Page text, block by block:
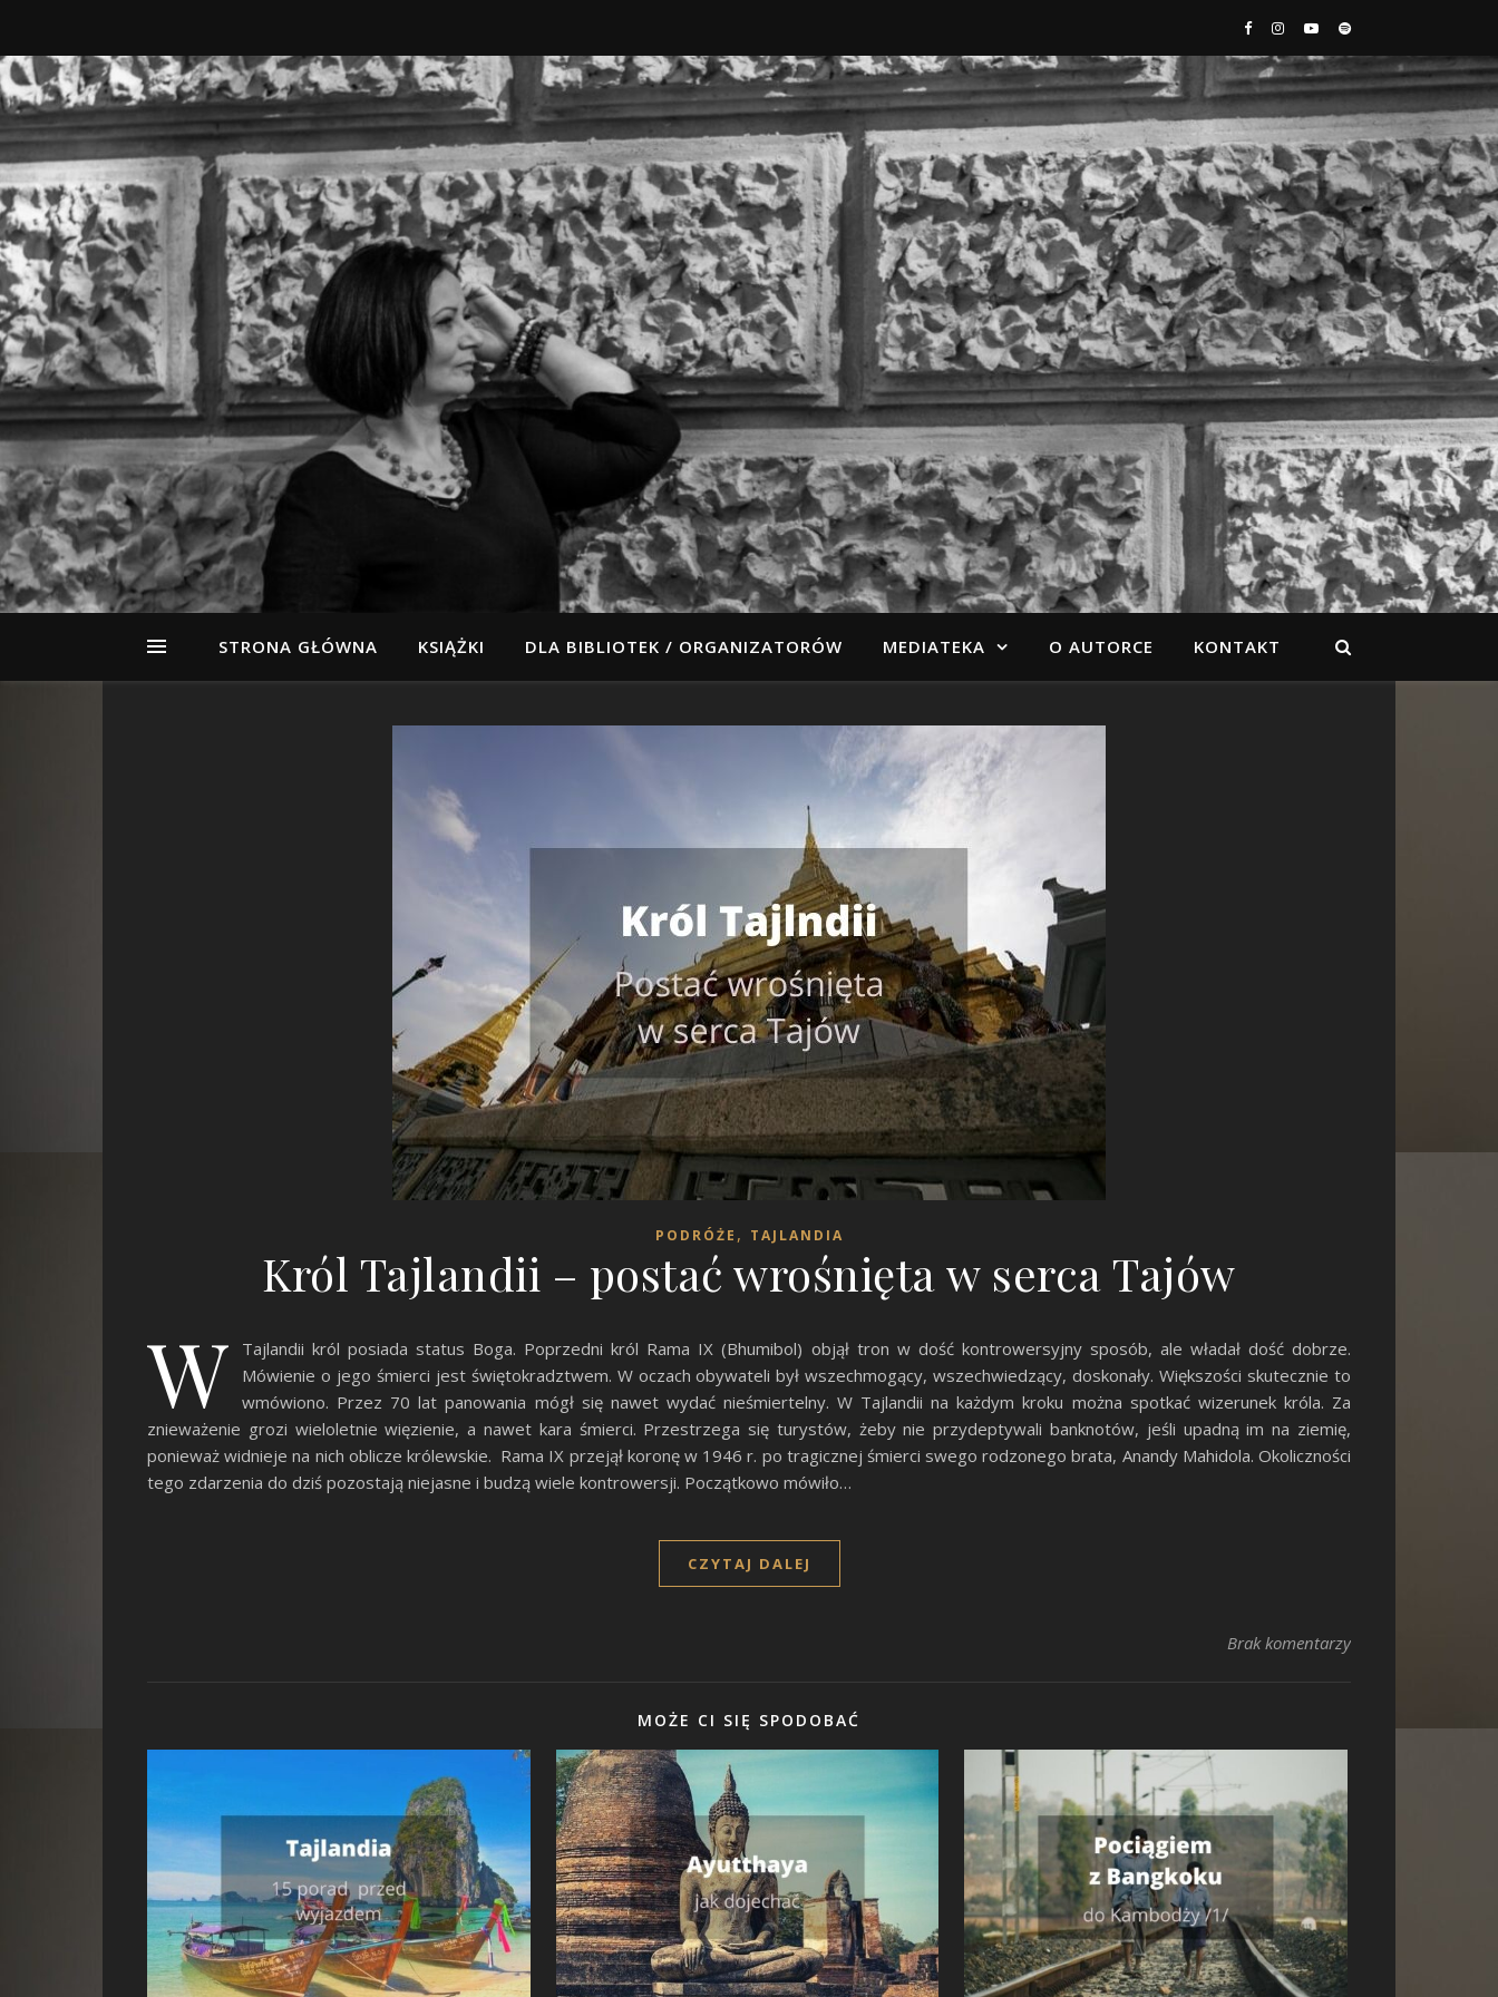
STRONA GŁÓWNA KSIĄŻKI DLA BIBLIOTEK / ORGANIZATORÓW MEDIATEKA O AUTORCE KONTAKT
PODRÓŻE , TAJLANDIA
Król Tajlandii – postać wrośnięta w serca Tajów
W
Tajlandii król posiada status Boga. Poprzedni król Rama IX (Bhumibol) objął tron w dość kontrowersyjny sposób, ale władał dość dobrze.
Mówienie o jego śmierci jest świętokradztwem. W oczach obywateli był wszechmogący, wszechwiedzący, doskonały. Większości skutecznie to
wmówiono. Przez 70 lat panowania mógł się nawet wydać nieśmiertelny. W Tajlandii na każdym kroku można spotkać wizerunek króla. Za
znieważenie grozi wieloletnie więzienie, a nawet kara śmierci. Przestrzega się turystów, żeby nie przydeptywali banknotów, jeśli upadną im na ziemię,
ponieważ widnieje na nich oblicze królewskie. Rama IX przejął koronę w 1946 r. po tragicznej śmierci swego rodzonego brata, Anandy Mahidola. Okoliczności
tego zdarzenia do dziś pozostają niejasne i budzą wiele kontrowersji. Początkowo mówiło…
CZYTAJ DALEJ
Brak komentarzy
MOŻE CI SIĘ SPODOBAĆ